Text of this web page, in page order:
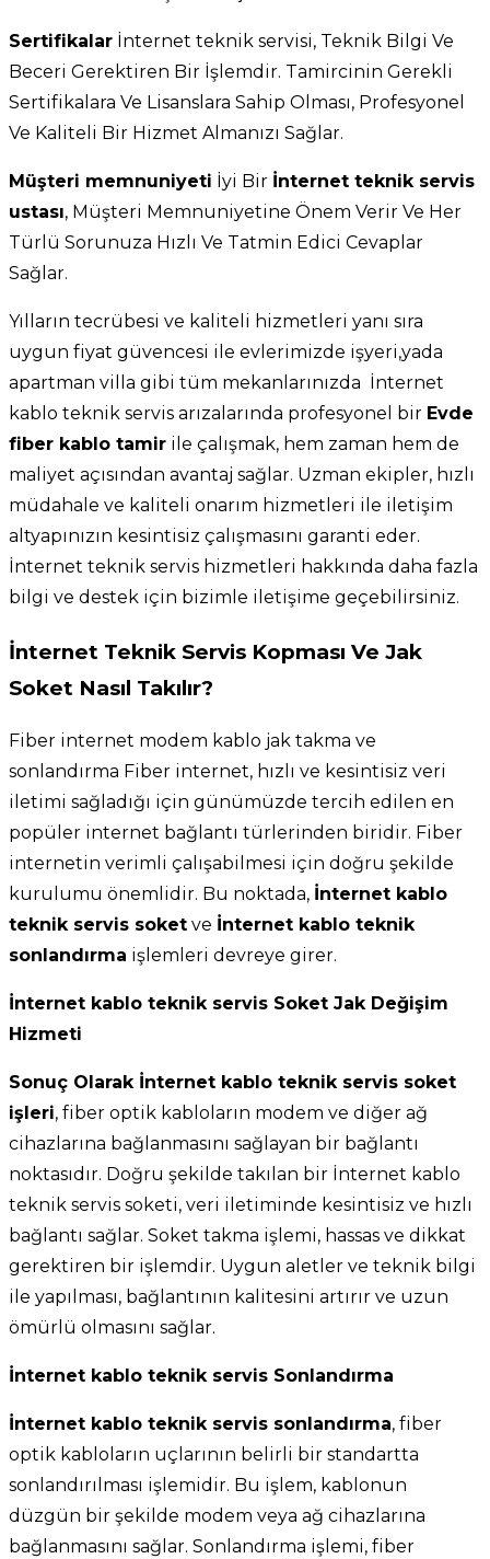
Sertifikalar İnternet teknik servisi, Teknik Bilgi Ve
Beceri Gerektiren Bir İşlemdir. Tamircinin Gerekli
Sertifikalara Ve Lisanslara Sahip Olması, Profesyonel
Ve Kaliteli Bir Hizmet Almanızı Sağlar.
Müşteri memnuniyeti İyi Bir İnternet teknik servis
ustası, Müşteri Memnuniyetine Önem Verir Ve Her
Türlü Sorunuza Hızlı Ve Tatmin Edici Cevaplar
Sağlar.
Yılların tecrübesi ve kaliteli hizmetleri yanı sıra
uygun fiyat güvencesi ile evlerimizde işyeri,yada
apartman villa gibi tüm mekanlarınızda İnternet
kablo teknik servis arızalarında profesyonel bir Evde
fiber kablo tamir ile çalışmak, hem zaman hem de
maliyet açısından avantaj sağlar. Uzman ekipler, hızlı
müdahale ve kaliteli onarım hizmetleri ile iletişim
altyapınızın kesintisiz çalışmasını garanti eder.
İnternet teknik servis hizmetleri hakkında daha fazla
bilgi ve destek için bizimle iletişime geçebilirsiniz.
İnternet Teknik Servis Kopması Ve Jak
Soket Nasıl Takılır?
Fiber internet modem kablo jak takma ve
sonlandırma Fiber internet, hızlı ve kesintisiz veri
iletimi sağladığı için günümüzde tercih edilen en
popüler internet bağlantı türlerinden biridir. Fiber
internetin verimli çalışabilmesi için doğru şekilde
kurulumu önemlidir. Bu noktada, İnternet kablo
teknik servis soket ve İnternet kablo teknik
sonlandırma işlemleri devreye girer.
İnternet kablo teknik servis Soket Jak Değişim
Hizmeti
Sonuç Olarak İnternet kablo teknik servis soket
işleri, fiber optik kabloların modem ve diğer ağ
cihazlarına bağlanmasını sağlayan bir bağlantı
noktasıdır. Doğru şekilde takılan bir İnternet kablo
teknik servis soketi, veri iletiminde kesintisiz ve hızlı
bağlantı sağlar. Soket takma işlemi, hassas ve dikkat
gerektiren bir işlemdir. Uygun aletler ve teknik bilgi
ile yapılması, bağlantının kalitesini artırır ve uzun
ömürlü olmasını sağlar.
İnternet kablo teknik servis Sonlandırma
İnternet kablo teknik servis sonlandırma, fiber
optik kabloların uçlarının belirli bir standartta
sonlandırılması işlemidir. Bu işlem, kablonun
düzgün bir şekilde modem veya ağ cihazlarına
bağlanmasını sağlar. Sonlandırma işlemi, fiber